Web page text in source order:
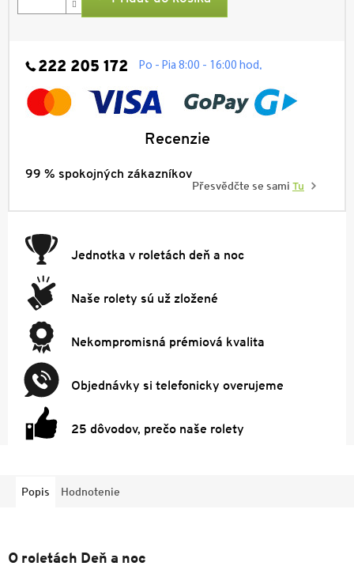
222 205 172 Po - Pia 8:00 - 16:00 hod .
Recenzie
99 % spokojných zákazníkov
Přesvědčte se sami Tu
Jednotka v roletách deň a noc
Naše rolety sú už zložené
Nekompromisná prémiová kvalita
Objednávky si telefonicky overujeme
25 dôvodov, prečo naše rolety
Popis Hodnotenie
O roletách Deň a noc